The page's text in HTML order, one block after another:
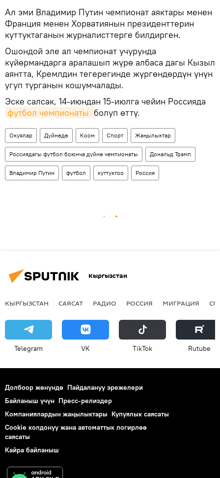
Ал эми Владимир Путин чемпионат аяктары менен
Франция менен Хорватиянын президенттерин
куттуктаганын журналисттерге билдирген.
Ошондой эле ал чемпионат учурунда
күйөрмандарга аралашып жүрө албаса дагы Кызыл
аянтта, Кремлдин тегерегинде жүргөндөрдүн үнүн
угуп турганын кошумчалады.
Эске салсак, 14-июндан 15-июлга чейин Россияда
футбол чемпионаты болуп өттү.
Окуялар Дүйнөдө Коом Спорт Жаңылыктар
Россиядагы футбол боюнча дүйнө чемпионаты Дональд Трамп
Владимир Путин футбол куттуктоо Россия
Кыргызстан
КЫРГЫЗСТАН САЯСАТ РАДИО РОССИЯ МИГРАЦИЯ
Telegram VK ТikТоk Rutube
Долбоор жөнүндө Пайдалануу эрежелери
Байланыш үчүн Пресс-релиздер
Компаниялардын жаңылыктары Купуялык саясаты
Cookie колдонуу жана автоматтык логирлөө
саясаты
Кайра байланыш